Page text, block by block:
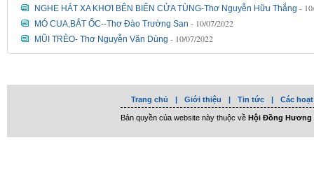
NGHE HÁT XA KHƠI BÊN BIỂN CỬA TÙNG-Thơ Nguyễn Hữu Thắng -
MÓ CUA,BẮT ỐC--Thơ Đào Trường San - 10/07/2022
MŨI TRÈO- Thơ Nguyễn Văn Dùng - 10/07/2022
Trang chủ | Giới thiệu | Tin tức | Các
Bản quyền của website này thuộc về Hội Đồng Hương